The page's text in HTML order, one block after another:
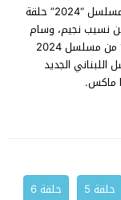
مسلسل 2024 الحلقة 13 كاملة مشاهدة وتنزيل مسلسل “2024” حلقة
نسيب نجيم، وسام
صليبا، محمد الأحمد، كارمن لبس، شاهد الحلقة 13 من مسلسل 2024
الجديد
حلقة 5
حلقة 6